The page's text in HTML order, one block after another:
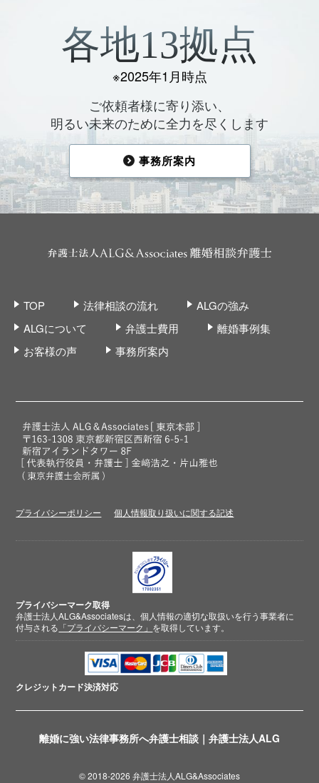
離婚に強い法律事務所へ弁護士相談｜弁護士法人ALG
各地13拠点
※2025年1月時点
ご依頼者様に寄り添い、
明るい未来のために全力を尽くします
事務所案内
TOP 法律相談の流れ
ALGの強み
ALGについて
弁護士費用
離婚事例集
お客様の声
事務所案内
プライバシーポリシー 個人情報取り扱いに関する記述
プライバシーマーク取得
弁護士法人ALG&Associatesは、個人情報の適切な取扱いを行う事業者に
付与される 「プライバシーマーク」 を取得しています。
クレジットカード決済対応
© 2018-2026 弁護士法人ALG&Associates